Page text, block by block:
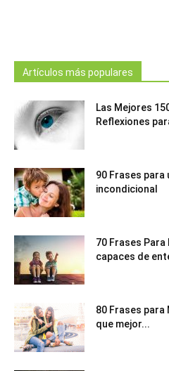
Artículos más populares
Las Mejores
Reflexiones
90 Frases para
incondicional
70 Frases
capaces de
80 Frases para
que mejor...